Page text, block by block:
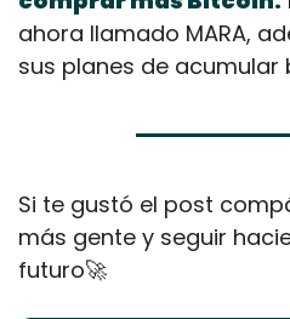
ahora llamado MARA,
sus planes de
Si te gustó el post
más gente y seguir
futuro🚀